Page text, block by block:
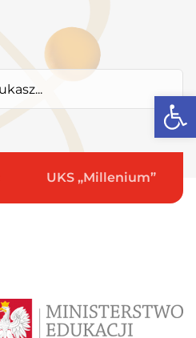
UKS „Millenium”